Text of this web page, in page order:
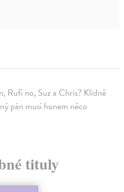
Rufi no, Suz a Chris? Klidně
pán musí honem něco
tituly